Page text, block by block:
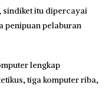
sindiket itu dipercayai
penipuan pelaburan
lengkap
tiga komputer riba,